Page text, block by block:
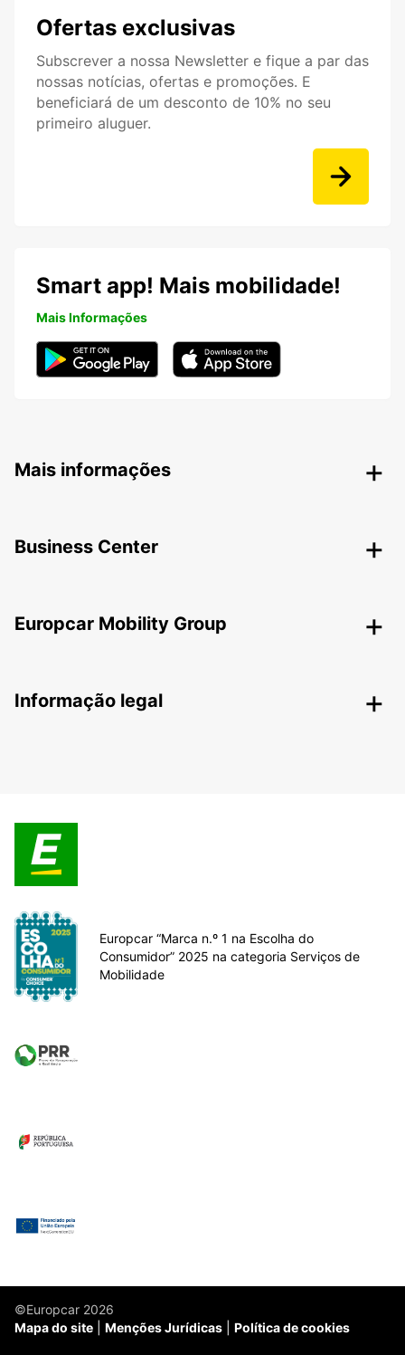
Ofertas exclusivas
Subscrever a nossa Newsletter e fique a par das
nossas notícias, ofertas e promoções. E
beneficiará de um desconto de 10% no seu
primeiro aluguer.
Smart app! Mais mobilidade!
Mais Informações
Mais informações
Business Center
Europcar Mobility Group
Informação legal
Europcar “Marca n.º 1 na Escolha do
Consumidor” 2025 na categoria Serviços de
Mobilidade
©Europcar 2026
Mapa do site
Menções Jurídicas Política de cookies